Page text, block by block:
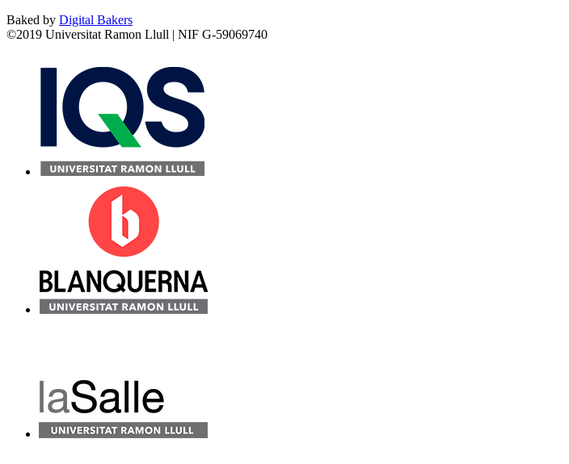
Baked by Digital Bakers
©2019 Universitat Ramon Llull | NIF G-59069740